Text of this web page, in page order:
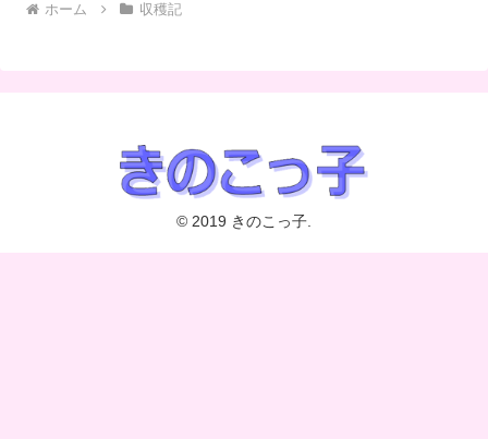
ホーム 収穫記
© 2019 きのこっ子.